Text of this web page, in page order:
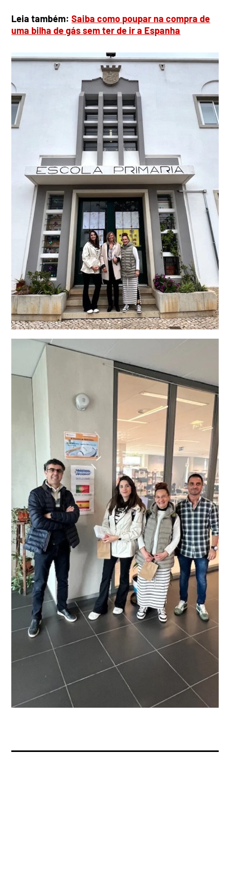
Leia também:Saiba como poupar na compra de
uma bilha de gás sem ter de ir a Espanha